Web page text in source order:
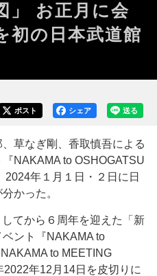
」 お正月に会
初の日本武道館
送る
シェア
ポスト
草なぎ剛、香取慎吾による
NAKAMA to OSHOGATSU
2024年１月１日・２日に日
かった。
てから６周年を迎えた「新
ント『NAKAMA to
to MEETING
年12月14日を皮切りに